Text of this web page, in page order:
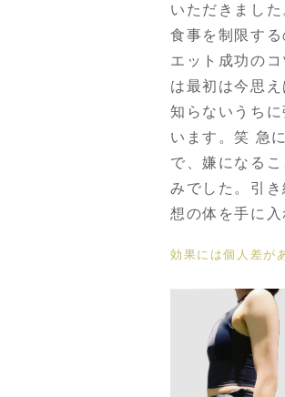
いただきまし
食事を制限す
エット成功の
は最初は今思
知らないうち
います。笑 急
で、嫌になる
みでした。引
想の体を手に入
効果には個人差が